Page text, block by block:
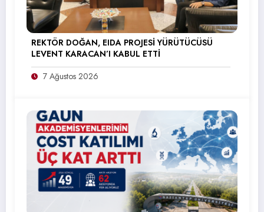
REKTÖR DOĞAN, EIDA PROJESİ YÜRÜTÜCÜSÜ
LEVENT KARACAN’I KABUL ETTİ
7 Ağustos 2026